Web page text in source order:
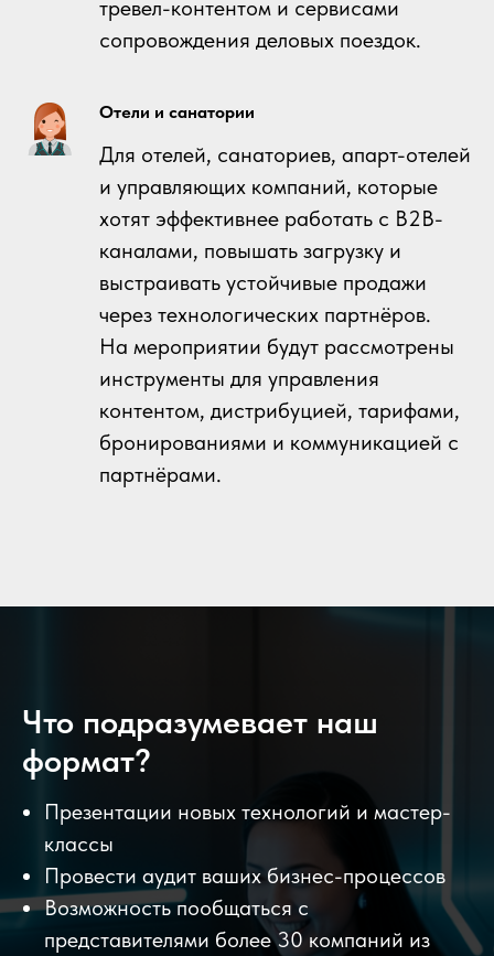
тревел-контентом и сервисами
сопровождения деловых поездок.
Отели и санатории
Для отелей, санаториев, апарт-отелей
и управляющих компаний, которые
хотят эффективнее работать с B2B-
каналами, повышать загрузку и
выстраивать устойчивые продажи
через технологических партнёров.
На мероприятии будут рассмотрены
инструменты для управления
контентом, дистрибуцией, тарифами,
бронированиями и коммуникацией с
партнёрами.
Что подразумевает наш
формат?
Презентации новых технологий и мастер-
классы
Провести аудит ваших бизнес-процессов
Возможность пообщаться с
представителями более 30 компаний из